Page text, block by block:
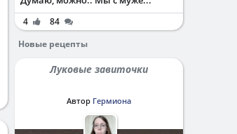
4
84
Новые рецепты
Луковые завиточки
Автор Гермиона